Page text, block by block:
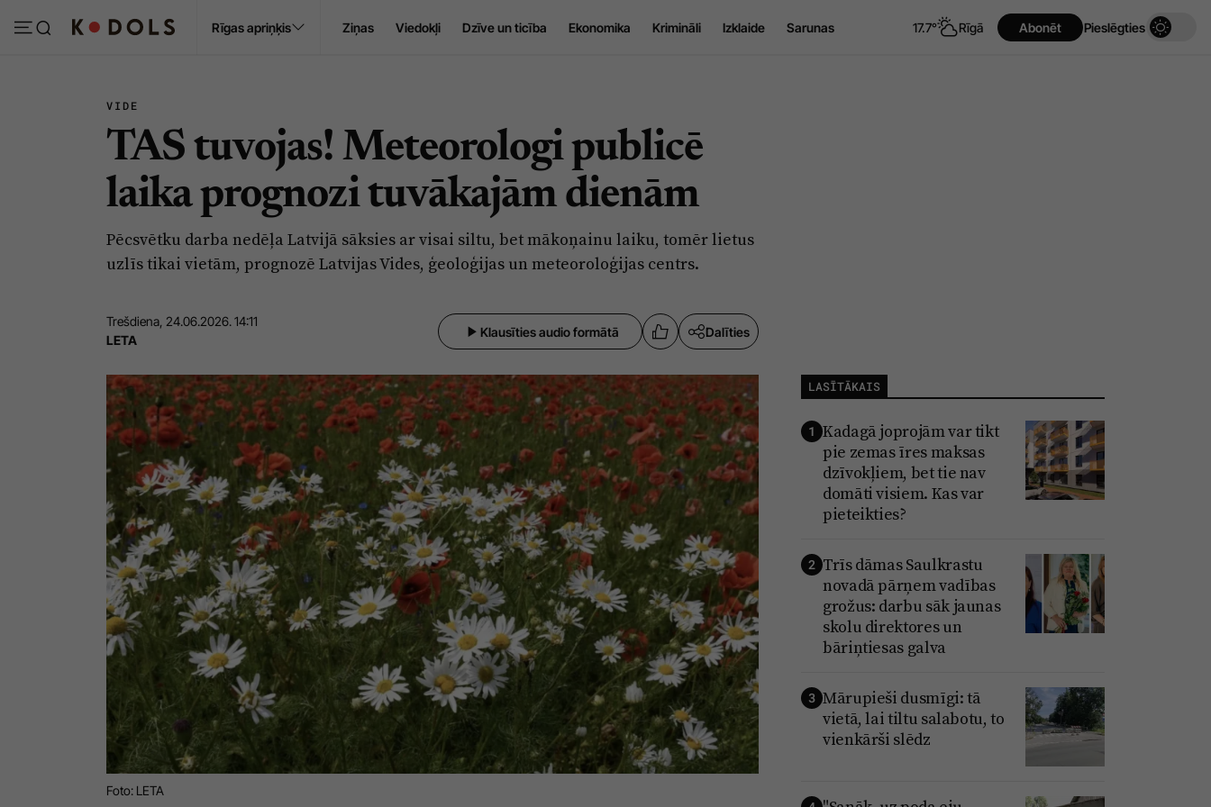
Rīgas apriņķis Ziņas Viedokļi Dzīve un ticība Ekonomika Krimināli Izklaide Sarunas 17.7° Rīgā Abonēt Pieslēgties
VIDE
TAS tuvojas! Meteorologi publicē
laika prognozi tuvākajām dienām
Pēcsvētku darba nedēļa Latvijā sāksies ar visai siltu, bet mākoņainu laiku, tomēr lietus
uzlīs tikai vietām, prognozē Latvijas Vides, ģeoloģijas un meteoroloģijas centrs.
Trešdiena, 24.06.2026. 14:11
LETA
Klausīties audio formātā Dalīties
Foto: LETA
LASĪTĀKAIS
1 Kadagā joprojām var tikt
pie zemas īres maksas
dzīvokļiem, bet tie nav
domāti visiem. Kas var
pieteikties?
2 Trīs dāmas Saulkrastu
novadā pārņem vadības
grožus: darbu sāk jaunas
skolu direktores un
bāriņtiesas galva
3 Mārupieši dusmīgi: tā
vietā, lai tiltu salabotu, to
vienkārši slēdz